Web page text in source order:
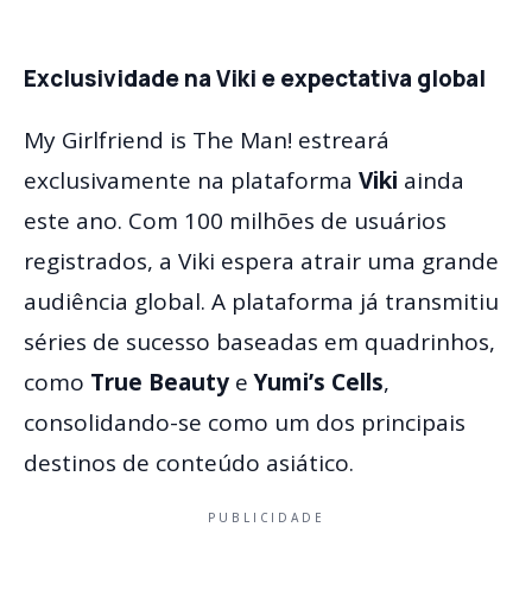
Exclusividade na Viki e expectativa global
My Girlfriend is The Man! estreará
exclusivamente na plataforma Viki ainda
este ano. Com 100 milhões de usuários
registrados, a Viki espera atrair uma grande
audiência global. A plataforma já transmitiu
séries de sucesso baseadas em quadrinhos,
como True Beauty eYumi’s Cells,
consolidando-se como um dos principais
destinos de conteúdo asiático.
PUBLICIDADE